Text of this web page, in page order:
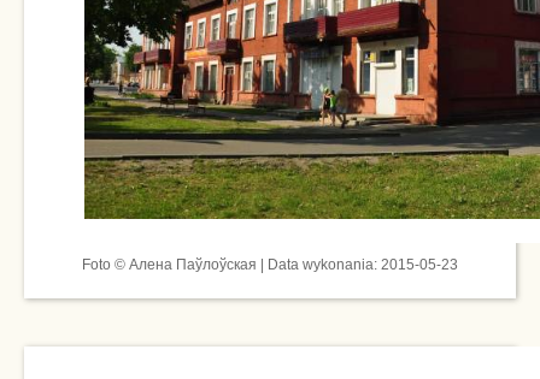
Foto © Алена Паўлоўская | Data wykonania: 2015-05-23